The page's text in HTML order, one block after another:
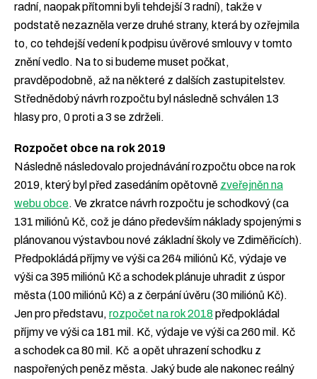
radní, naopak přítomni byli tehdejší 3 radní), takže v
podstatě nezazněla verze druhé strany, která by ozřejmila
to, co tehdejší vedení k podpisu úvěrové smlouvy v tomto
znění vedlo. Na to si budeme muset počkat,
pravděpodobně, až na některé z dalších zastupitelstev.
Střednědobý návrh rozpočtu byl následně schválen 13
hlasy pro, 0 proti a 3 se zdrželi.
Rozpočet obce na rok 2019
Následně následovalo projednávání rozpočtu obce na rok
2019, který byl před zasedáním opětovně zveřejněn na
webu obce. Ve zkratce návrh rozpočtu je schodkový (ca
131 miliónů Kč, což je dáno především náklady spojenými s
plánovanou výstavbou nové základní školy ve Zdiměřicích).
Předpokládá příjmy ve výši ca 264 miliónů Kč, výdaje ve
výši ca 395 miliónů Kč a schodek plánuje uhradit z úspor
města (100 miliónů Kč) a z čerpání úvěru (30 miliónů Kč).
Jen pro představu, rozpočet na rok 2018předpokládal
příjmy ve výši ca 181 mil. Kč, výdaje ve výši ca 260 mil. Kč
a schodek ca 80 mil. Kč a opět uhrazení schodku z
naspořených peněz města. Jaký bude ale nakonec reálný